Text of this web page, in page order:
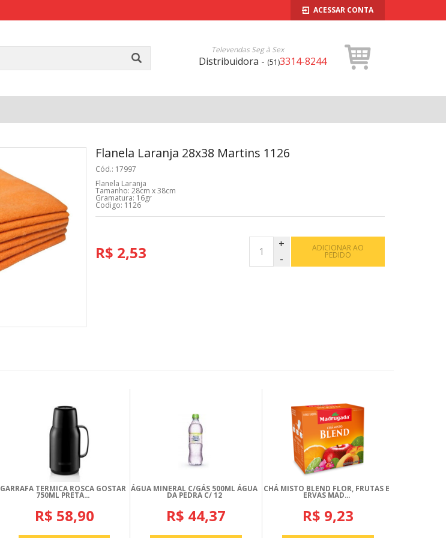
ACESSAR CONTA
Televendas Seg à Sex
Distribuidora - (51)3314-8244
Flanela Laranja 28x38 Martins 1126
Cód.: 17997
Flanela Laranja
Tamanho: 28cm x 38cm
Gramatura: 16gr
Codigo: 1126
R$ 2,53 ADICIONAR AO
PEDIDO
GARRAFA TERMICA ROSCA GOSTAR
750ML PRETA...
R$ 58,90
ÁGUA MINERAL C/GÁS 500ML ÁGUA
DA PEDRA C/ 12
R$ 44,37
CHÁ MISTO BLEND FLOR, FRUTAS E
ERVAS MAD...
R$ 9,23